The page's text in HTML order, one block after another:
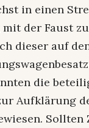
in einen
der Faust
dieser auf
die
Aufklärung